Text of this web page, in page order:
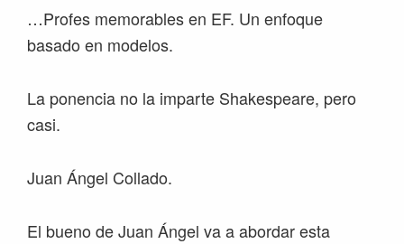
…Profes memorables en EF. Un enfoque
basado en modelos.
La ponencia no la imparte Shakespeare, pero
casi.
Juan Ángel Collado.
El bueno de Juan Ángel va a abordar esta